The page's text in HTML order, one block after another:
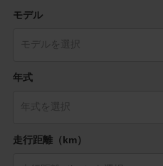
モデル
年式
走行距離（km）